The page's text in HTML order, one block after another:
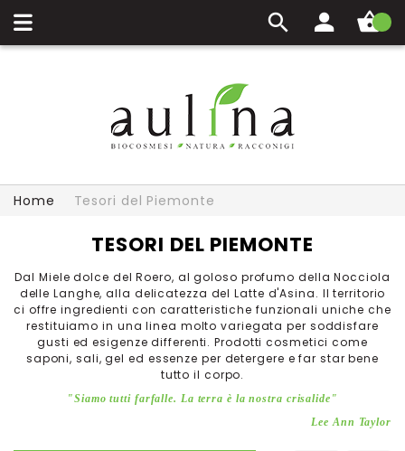
Carrello
Home Tesori del Piemonte
TESORI DEL PIEMONTE
Dal Miele dolce del Roero, al goloso profumo della Nocciola
delle Langhe, alla delicatezza del Latte d'Asina. Il territorio
ci offre ingredienti con caratteristiche funzionali uniche che
restituiamo in una linea molto variegata per soddisfare
gusti ed esigenze differenti. Prodotti cosmetici come
saponi, sali, gel ed essenze per detergere e far star bene
tutto il corpo.
"Siamo tutti farfalle. La terra è la nostra crisalide"
Lee Ann Taylor